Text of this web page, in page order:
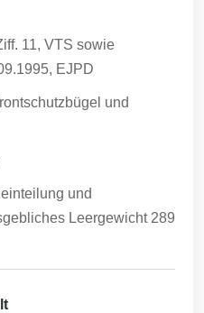
11, VTS sowie
EJPD
und
und
Leergewicht 289